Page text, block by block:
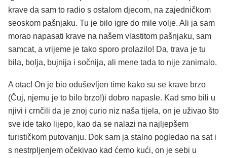
krave da sam to radio s ostalom djecom, na zajedničkom
seoskom pašnjaku. Tu je bilo igre do mile volje. Ali ja sam
morao napasati krave na našem vlastitom pašnjaku, sam
samcat, a vrijeme je tako sporo prolazilo! Da, trava je tu
bila, bolja, bujnija i sočnija, ali mene tada to nije zanimalo.
A otac! On je bio oduševljen time kako su se krave brzo
(Čuj, njemu je to bilo brzo!)i dobro napasle. Kad smo bili u
njivi i crnčili da je znoj curio niz naša tijela, on je uživao što
sve ide tako lijepo, kao da se nalazi na najljepšem
turističkom putovanju. Dok sam ja stalno pogledao na sat i
s nestrpljenjem očekivao kad ćemo kući, on je sebi u